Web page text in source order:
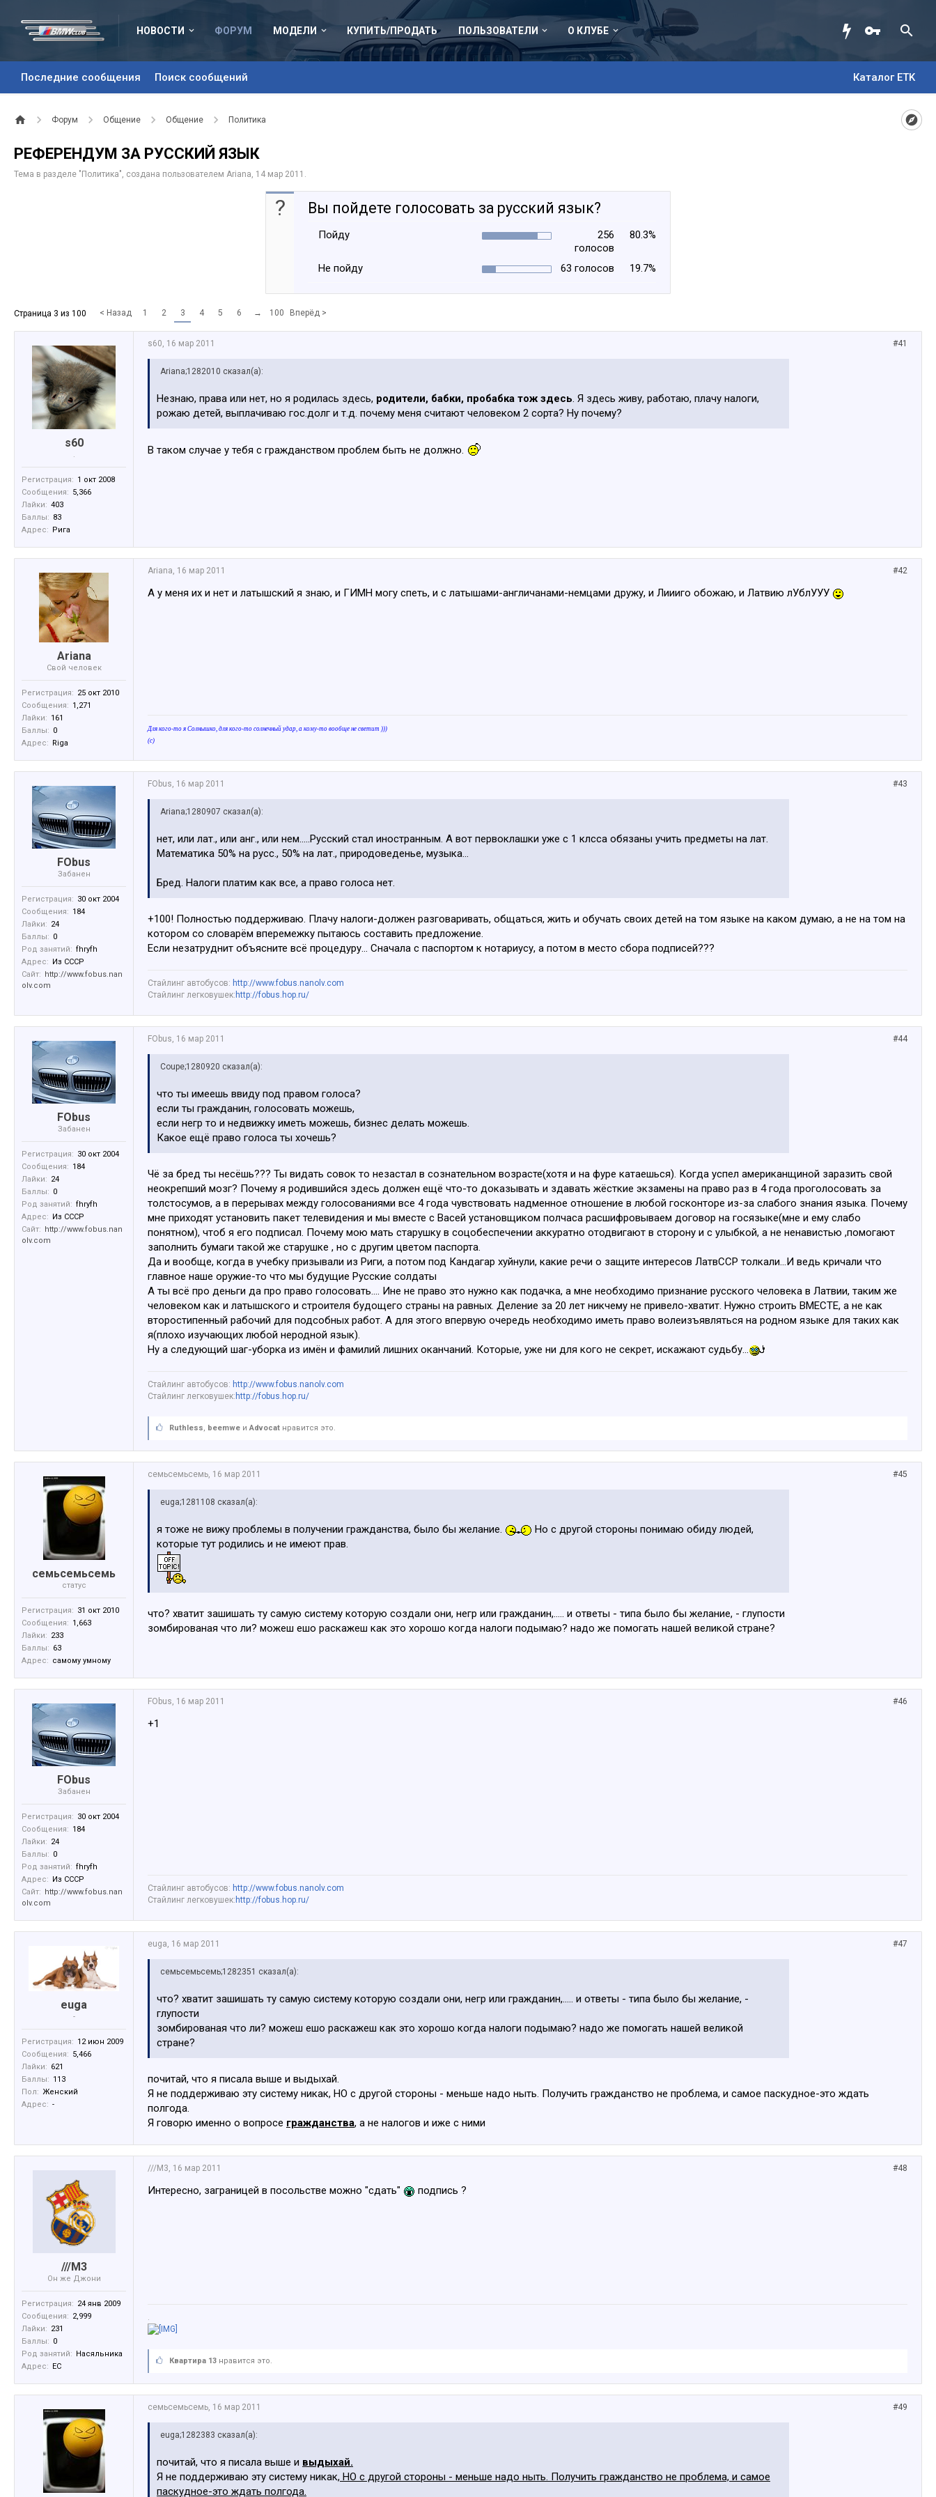
НОВОСТИ ФОРУМ
Последние сообщения Поиск сообщений Каталог ETK
МОДЕЛИ КУПИТЬ/ПРОДАТЬ ПОЛЬЗОВАТЕЛИ О КЛУБЕ
Форум Общение Общение Политика
РЕФЕРЕНДУМ ЗА РУССКИЙ ЯЗЫК
Тема в разделе " Политика", создана пользователем Ariana, 14 мар 2011 .
? Вы пойдете голосовать за русский язык?
Пойду
256
голосов
80.3%
Не пойду 63 голосов 19.7%
Страница 3 из 100 < Назад 1 2 3 4 5 6 → 100 Вперёд >
s60
.
Регистрация: 1 окт 2008
Сообщения: 5,366
Лайки: 403
Баллы: 83
Адрес: Рига
#41
s60, 16 мар 2011
Ariana;1282010 сказал(а):
Незнаю, права или нет, но я родилась здесь, родители, бабки, пробабка тож здесь. Я здесь живу, работаю, плачу налоги,
рожаю детей, выплачиваю гос.долг и т.д. почему меня считают человеком 2 сорта? Ну почему?
В таком случае у тебя с гражданством проблем быть не должно.
Ariana
Свой человек
Регистрация: 25 окт 2010
Сообщения: 1,271
Лайки: 161
Баллы: 0
Адрес: Riga
#42
Ariana, 16 мар 2011
А у меня их и нет и латышский я знаю, и ГИМН могу спеть, и с латышами-англичанами-немцами дружу, и Лиииго обожаю, и Латвию лУблУУУ
Для кого-то я Солнышко, для кого-то солнечный удар, а кому-то вообще не светит )))
(с)
FObus
Забанен
Регистрация: 30 окт 2004
Сообщения: 184
Лайки: 24
Баллы: 0
Род занятий: fhryfh
Адрес: Из СССР
Сайт: http://www.fobus.nan
olv.com
#43
FObus, 16 мар 2011
Ariana;1280907 сказал(а):
нет, или лат., или анг., или нем.....Русский стал иностранным. А вот первоклашки уже с 1 клсса обязаны учить предметы на лат.
Математика 50% на русс., 50% на лат., природоведенье, музыка...
Бред. Налоги платим как все, а право голоса нет.
+100! Полностью поддерживаю. Плачу налоги-должен разговаривать, общаться, жить и обучать своих детей на том языке на каком думаю, а не на том на
котором со словарём вперемежку пытаюсь составить предложение.
Если незатруднит объясните всё процедуру... Сначала с паспортом к нотариусу, а потом в место сбора подписей???
Стайлинг автобусов: http://www.fobus.nanolv.com
Стайлинг легковушек: http://fobus.hop.ru/
FObus
Забанен
Регистрация: 30 окт 2004
Сообщения: 184
Лайки: 24
Баллы: 0
Род занятий: fhryfh
Адрес: Из СССР
Сайт: http://www.fobus.nan
olv.com
#44
FObus, 16 мар 2011
Coupe;1280920 сказал(а):
что ты имеешь ввиду под правом голоса?
если ты гражданин, голосовать можешь,
если негр то и недвижку иметь можешь, бизнес делать можешь.
Какое ещё право голоса ты хочешь?
Чё за бред ты несёшь??? Ты видать совок то незастал в сознательном возрасте(хотя и на фуре катаешься). Когда успел американщиной заразить свой
неокрепший мозг? Почему я родившийся здесь должен ещё что-то доказывать и здавать жёсткие экзамены на право раз в 4 года проголосовать за
толстосумов, а в перерывах между голосованиями все 4 года чувствовать надменное отношение в любой госконторе из-за слабого знания языка. Почему
мне приходят установить пакет телевидения и мы вместе с Васей установщиком полчаса расшифровываем договор на госязыке(мне и ему слабо
понятном), чтоб я его подписал. Почему мою мать старушку в соцобеспечении аккуратно отодвигают в сторону и с улыбкой, а не ненавистью ,помогают
заполнить бумаги такой же старушке , но с другим цветом паспорта.
Да и вообще, когда в учебку призывали из Риги, а потом под Кандагар хуйнули, какие речи о защите интересов ЛатвССР толкали...И ведь кричали что
главное наше оружие-то что мы будущие Русские солдаты
А ты всё про деньги да про право голосовать.... Ине не право это нужно как подачка, а мне необходимо признание русского человека в Латвии, таким же
человеком как и латышского и строителя будощего страны на равных. Деление за 20 лет никчему не привело-хватит. Нужно строить ВМЕСТЕ, а не как
второстипенный рабочий для подсобных работ. А для этого впервую очередь необходимо иметь право волеизъявляться на родном языке для таких как
я(плохо изучающих любой неродной язык).
Ну а следующий шаг-уборка из имён и фамилий лишних оканчаний. Которые, уже ни для кого не секрет, искажают судьбу...
Стайлинг автобусов: http://www.fobus.nanolv.com
Стайлинг легковушек: http://fobus.hop.ru/
Ruthless, beemwe иAdvocat нравится это.
семьсемьсемь
статус
Регистрация: 31 окт 2010
Сообщения: 1,663
Лайки: 233
Баллы: 63
Адрес: самому умному
#45
семьсемьсемь, 16 мар 2011
euga;1281108 сказал(а):
я тоже не вижу проблемы в получении гражданства, было бы желание.
Но с другой стороны понимаю обиду людей,
которые тут родились и не имеют прав.
что? хватит зашишать ту самую систему которую создали они, негр или гражданин,..... и ответы - типа было бы желание, - глупости
зомбированая что ли? можеш ешо раскажеш как это хорошо когда налоги подымаю? надо же помогать нашей великой стране?
FObus
Забанен
Регистрация: 30 окт 2004
Сообщения: 184
Лайки: 24
Баллы: 0
Род занятий: fhryfh
Адрес: Из СССР
Сайт: http://www.fobus.nan
olv.com
#46
FObus, 16 мар 2011
+1
Стайлинг автобусов: http://www.fobus.nanolv.com
Стайлинг легковушек: http://fobus.hop.ru/
euga
-
Регистрация: 12 июн 2009
Сообщения: 5,466
Лайки: 621
Баллы: 113
Пол: Женский
Адрес: -
#47
euga, 16 мар 2011
семьсемьсемь;1282351 сказал(а):
что? хватит зашишать ту самую систему которую создали они, негр или гражданин,..... и ответы - типа было бы желание, -
глупости
зомбированая что ли? можеш ешо раскажеш как это хорошо когда налоги подымаю? надо же помогать нашей великой
стране?
почитай, что я писала выше и выдыхай.
Я не поддерживаю эту систему никак, НО с другой стороны - меньше надо ныть. Получить гражданство не проблема, и самое паскудное-это ждать
полгода.
Я говорю именно о вопросе гражданства, а не налогов и иже с ними
///M3
Он же Джони
Регистрация: 24 янв 2009
Сообщения: 2,999
Лайки: 231
Баллы: 0
Род занятий: Насяльника
Адрес: ЕС
#48
///M3, 16 мар 2011
Интересно, заграницей в посольстве можно "сдать" подпись ?
.
Квартира 13 нравится это.
#49
семьсемьсемь, 16 мар 2011
euga;1282383 сказал(а):
почитай, что я писала выше и выдыхай.
Я не поддерживаю эту систему никак, НО с другой стороны - меньше надо ныть. Получить гражданство не проблема, и самое
паскудное-это ждать полгода.